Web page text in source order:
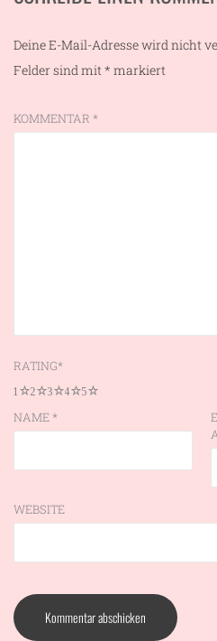
Deine E-Mail-Adresse wird nicht
Felder sind mit* markiert
KOMMENTAR *
RATING*
5
4
3
2
1
NAME*
WEBSITE